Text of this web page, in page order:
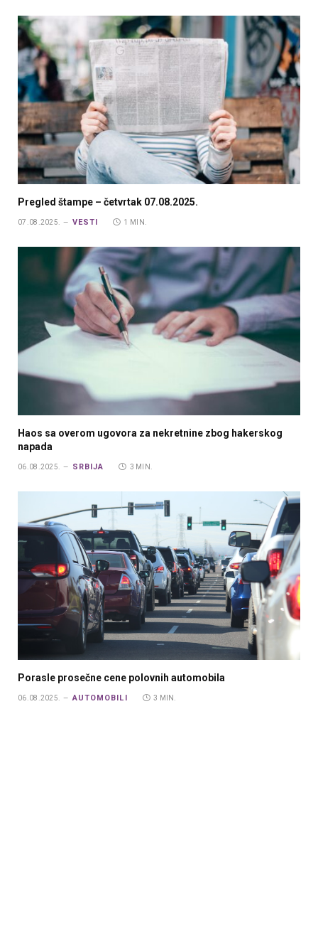
Pregled štampe – četvrtak 07.08.2025.
07.08.2025. VESTI 1 MIN.
Haos sa overom ugovora za nekretnine zbog hakerskog
napada
06.08.2025. SRBIJA 3 MIN.
Porasle prosečne cene polovnih automobila
06.08.2025. AUTOMOBILI 3 MIN.